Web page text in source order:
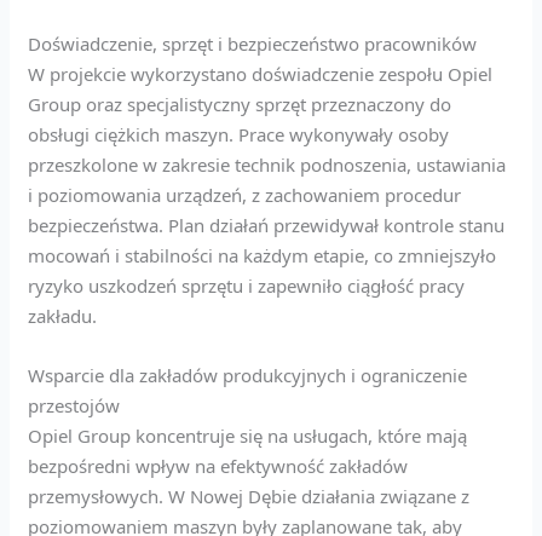
Doświadczenie, sprzęt i bezpieczeństwo pracowników
W projekcie wykorzystano doświadczenie zespołu Opiel
Group oraz specjalistyczny sprzęt przeznaczony do
obsługi ciężkich maszyn. Prace wykonywały osoby
przeszkolone w zakresie technik podnoszenia, ustawiania
i poziomowania urządzeń, z zachowaniem procedur
bezpieczeństwa. Plan działań przewidywał kontrole stanu
mocowań i stabilności na każdym etapie, co zmniejszyło
ryzyko uszkodzeń sprzętu i zapewniło ciągłość pracy
zakładu.
Wsparcie dla zakładów produkcyjnych i ograniczenie
przestojów
Opiel Group koncentruje się na usługach, które mają
bezpośredni wpływ na efektywność zakładów
przemysłowych. W Nowej Dębie działania związane z
poziomowaniem maszyn były zaplanowane tak, aby